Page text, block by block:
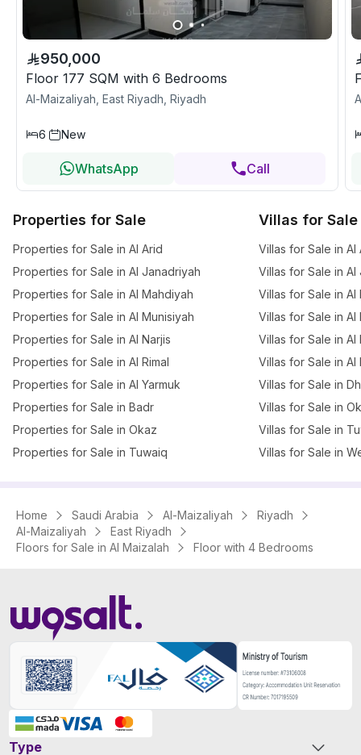
950,000
Floor 177 SQM with 6 Bedrooms
Al-Maizaliyah, East Riyadh, Riyadh
6 New
WhatsApp Call
Properties for Sale
Properties for Sale in Al Arid
Properties for Sale in Al Janadriyah
Properties for Sale in Al Mahdiyah
Properties for Sale in Al Munisiyah
Properties for Sale in Al Narjis
Properties for Sale in Al Rimal
Properties for Sale in Al Yarmuk
Properties for Sale in Badr
Properties for Sale in Okaz
Properties for Sale in Tuwaiq
Villas for Sale
Villas for Sale in Al
Villas for Sale in Al
Villas for Sale in Al
Villas for Sale in Al
Villas for Sale in Al
Villas for Sale in Al
Villas for Sale in
Villas for Sale in
Villas for Sale in
Villas for Sale in
Home Saudi Arabia Al-Maizaliyah
Riyadh
Al-Maizaliyah
East Riyadh
Floors for Sale in Al Maizalah
Floor with 4 Bedrooms
Type